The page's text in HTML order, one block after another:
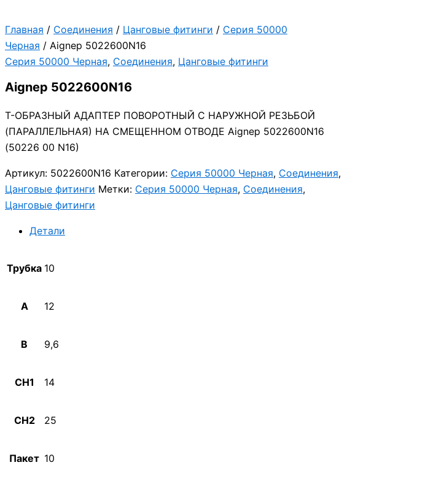
Главная / Соединения / Цанговые фитинги / Серия 50000
Черная / Aignep 5022600N16
Серия 50000 Черная, Соединения, Цанговые фитинги
Aignep 5022600N16
Т-ОБРАЗНЫЙ АДАПТЕР ПОВОРОТНЫЙ С НАРУЖНОЙ РЕЗЬБОЙ
(ПАРАЛЛЕЛЬНАЯ) НА СМЕЩЕННОМ ОТВОДЕ Aignep 5022600N16
(50226 00 N16)
Артикул: 5022600N16 Категории: Серия 50000 Черная, Соединения,
Цанговые фитинги Метки: Серия 50000 Черная, Соединения,
Цанговые фитинги
Детали
Трубка 10
A 12
B 9,6
CH1 14
CH2 25
Пакет 10